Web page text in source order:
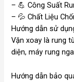
– 💪 Công Suất
– 💦 Chất Liệu
Hướng dẫn sử
Vặn xoay là rung
diện, máy rung
Hướng dẫn bảo